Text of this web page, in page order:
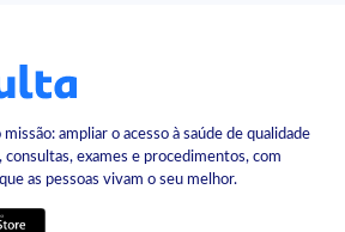
ampliar o acesso à saúde de qualidade
exames e procedimentos, com
as pessoas vivam o seu melhor.